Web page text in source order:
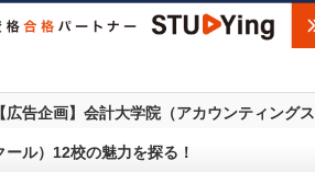
広告企画】会計大学院（アカウンティングス
ール）12校の魅力を探る！